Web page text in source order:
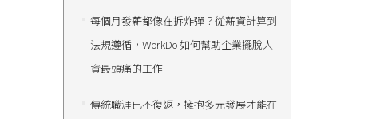
每個月發薪都像在拆炸彈？從薪資計算到
法規遵循，WorkDo 如何幫助企業擺脫人
資最頭痛的工作
傳統職涯已不復返，擁抱多元發展才能在